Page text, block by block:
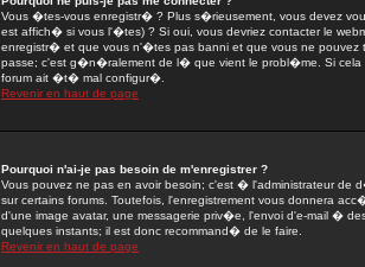
Vous �tes-vous enregistr� ? Plus s�rieusement, vous devez
est affich� si vous l'�tes) ? Si oui, vous devriez contacter le
enregistr� et que vous n'�tes pas banni et que vous ne pouvez
passe; c'est g�n�ralement de l� que vient le probl�me. Si cela
forum ait �t� mal configur�.
Revenir en haut de page
Pourquoi n'ai-je pas besoin de m'enregistrer ?
Vous pouvez ne pas en avoir besoin; c'est � l'administrateur de
sur certains forums. Toutefois, l'enregistrement vous donnera
d'une image avatar, une messagerie priv�e, l'envoi d'e-mail �
quelques instants; il est donc recommand� de le faire.
Revenir en haut de page